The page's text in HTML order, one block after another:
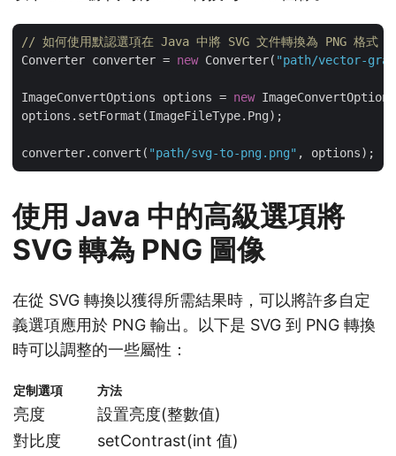
// 如何使用默認選項在 Java 中將 SVG 文件轉換為 PNG 格式
Converter converter = new Converter( "path/vector-
ImageConvertOptions options = new
options.setFormat(ImageFileType.Png);
converter.convert( "path/svg-to-png.png"
使用 Java 中的高級選項將
SVG 轉為 PNG 圖像
在從 SVG 轉換以獲得所需結果時，可以將許多自定
義選項應用於 PNG 輸出。以下是 SVG 到 PNG 轉換
時可以調整的一些屬性：
定制選項 方法
亮度
設置亮度(整數值)
對比度
setContrast(int 值)